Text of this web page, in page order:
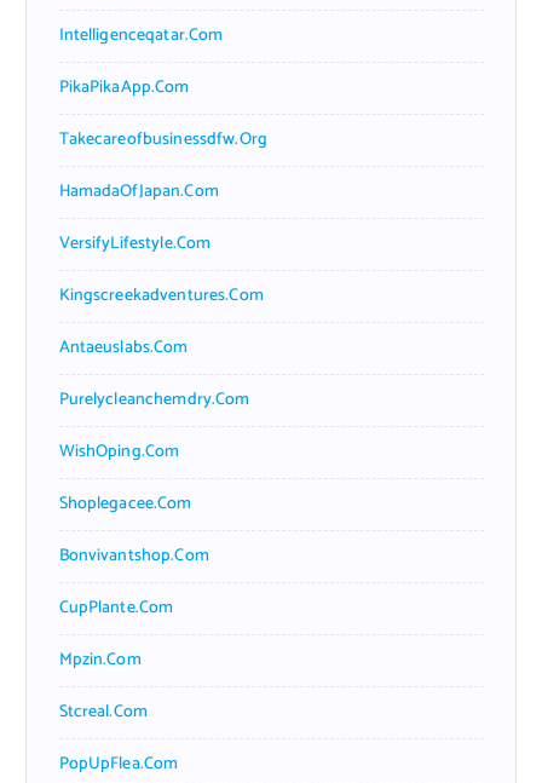
Intelligenceqatar.com
PikaPikaApp.com
Takecareofbusinessdfw.org
HamadaOfJapan.com
VersifyLifestyle.com
Kingscreekadventures.com
Antaeuslabs.com
Purelycleanchemdry.com
WishOping.com
Shoplegacee.com
Bonvivantshop.com
CupPlante.com
Mpzin.com
Stcreal.com
PopUpFlea.com